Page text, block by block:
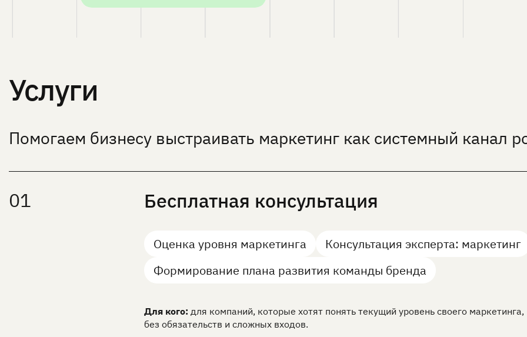
Услуги
Помогаем бизнесу выстраивать маркетинг как системный канал
01 Бесплатная консультация
Оценка уровня маркетинга
Консультация эксперта: маркетинг
Формирование плана развития команды бренда
Для кого: для компаний, которые хотят понять текущий уровень своего
без обязательств и сложных входов.